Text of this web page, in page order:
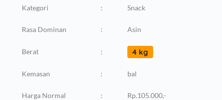
Kategori : Snack
Rasa Dominan : Asin
Berat : 4 kg
Kemasan : bal
Harga Normal : Rp.105.000,-